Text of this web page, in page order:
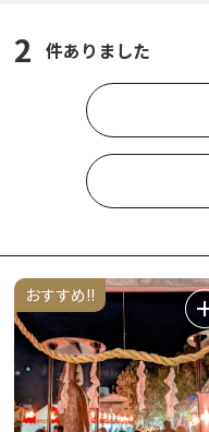
2 件ありました
おすすめ!!